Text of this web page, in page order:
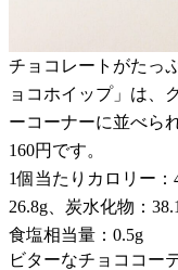
チョコレートがたっ
ョコホイップ」は、
ーコーナーに並べら
160円です。
1個当たりカロリー：
26.8g、炭水化物：
食塩相当量：0.5g
ビターなチョココー